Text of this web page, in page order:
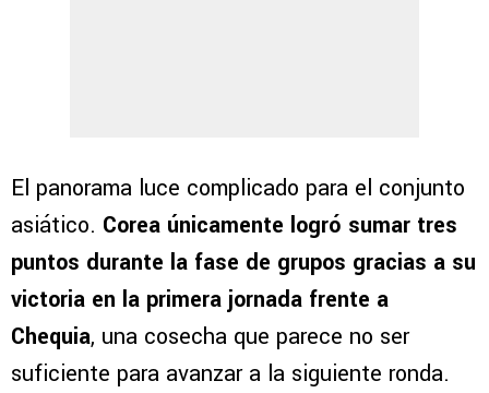
El panorama luce complicado para el conjunto
asiático. Corea únicamente logró sumar tres
puntos durante la fase de grupos gracias a su
victoria en la primera jornada frente a
Chequia, una cosecha que parece no ser
suficiente para avanzar a la siguiente ronda.